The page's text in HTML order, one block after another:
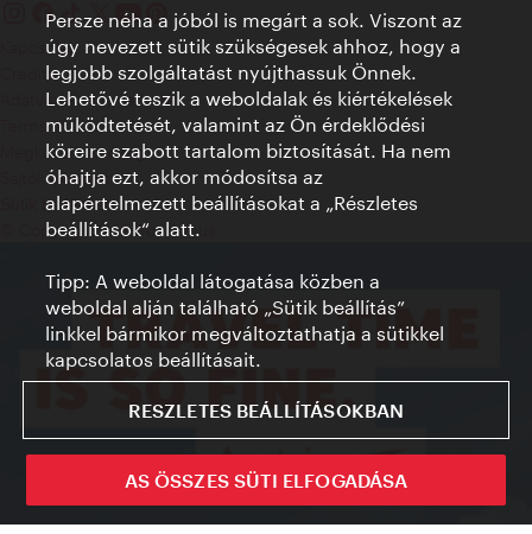
Kapcsolat
Credits
Adatvédelmi nyilatkozat
Terms of Use
Megközelíthetőség
Sajtókapcsolat
Sütik beállítása
© Copyright WienTourismus
Persze néha a jóból is megárt a sok. Viszont az
úgy nevezett sütik szükségesek ahhoz, hogy a
legjobb szolgáltatást nyújthassuk Önnek.
Lehetővé teszik a weboldalak és kiértékelések
működtetését, valamint az Ön érdeklődési
köreire szabott tartalom biztosítását. Ha nem
óhajtja ezt, akkor módosítsa az
alapértelmezett beállításokat a „Részletes
beállítások“ alatt.
Tipp: A weboldal látogatása közben a
weboldal alján található „Sütik beállítás”
linkkel bármikor megváltoztathatja a sütikkel
kapcsolatos beállításait.
RESZLETES BEÁLLÍTÁSOKBAN
AS ÖSSZES SÜTI ELFOGADÁSA